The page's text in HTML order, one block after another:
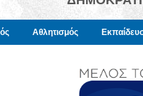
Αθλητισμός